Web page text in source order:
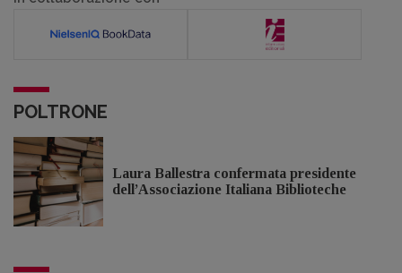
POLTRONE
Laura Ballestra confermata presidente
dell’Associazione Italiana Biblioteche